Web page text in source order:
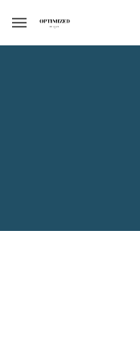
Skip to main content